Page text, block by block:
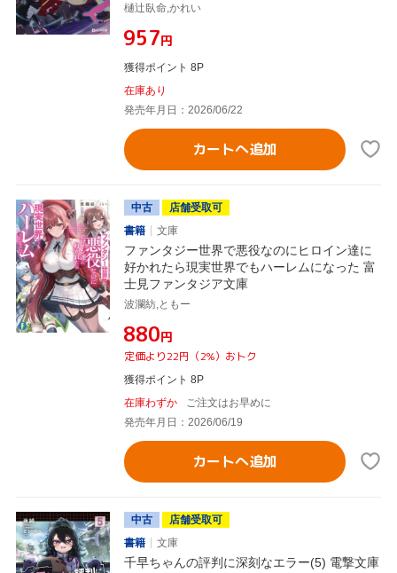
樋辻臥命,かれい
¥957円
獲得ポイント 8P
在庫あり
発売年月日：2026/06/22
カートへ追加
中古
店舗受取可
書籍
文庫
ファンタジー世界で悪役なのにヒロイン達に
好かれたら現実世界でもハーレムになった 富
士見ファンタジア文庫
波瀾紡,ともー
¥880円
定価より22円（2%）おトク
獲得ポイント 8P
在庫わずか
ご注文はお早めに
発売年月日：2026/06/19
カートへ追加
中古
店舗受取可
書籍
文庫
千早ちゃんの評判に深刻なエラー(5) 電撃文庫